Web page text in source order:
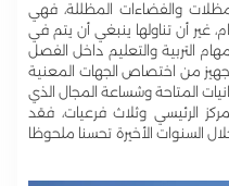
والفضاءات المظللة، فهي
غير أن تناولها ينبغي أن يتم في
التربية والتعليم داخل الفصل
من اختصاص الجهات المعنية
المتاحة وشساعة المجال الذي
الرئيسي وثلاث فرعيات، فقد
الأخيرة تحسنا ملحوظا